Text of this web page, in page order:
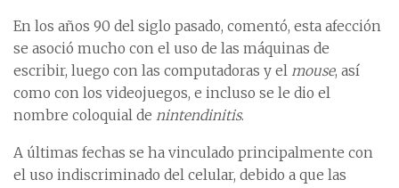
En los años 90 del siglo pasado, comentó, esta afección
se asoció mucho con el uso de las máquinas de
escribir, luego con las computadoras y el mouse, así
como con los videojuegos, e incluso se le dio el
nombre coloquial de nintendinitis.
A últimas fechas se ha vinculado principalmente con
el uso indiscriminado del celular, debido a que las